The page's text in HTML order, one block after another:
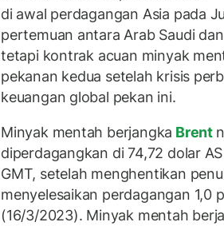
di awal perdagangan Asia pada
pertemuan antara Arab Saudi
tetapi kontrak acuan minyak
pekanan kedua setelah krisis
keuangan global pekan ini.
Minyak mentah berjangka Brent
diperdagangkan di 74,72 dolar
GMT, setelah menghentikan
menyelesaikan perdagangan 1,0
(16/3/2023). Minyak mentah